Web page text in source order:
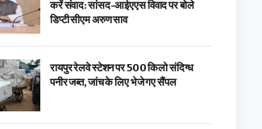
करें संवाद: सांसद-आईएएस विवाद पर बोले
डिप्टी सीएम अरुण साव
रायपुर रेलवे स्टेशन पर 500 किलो संदिग्ध
पनीर जब्त, जांच के लिए भेजे गए सैंपल